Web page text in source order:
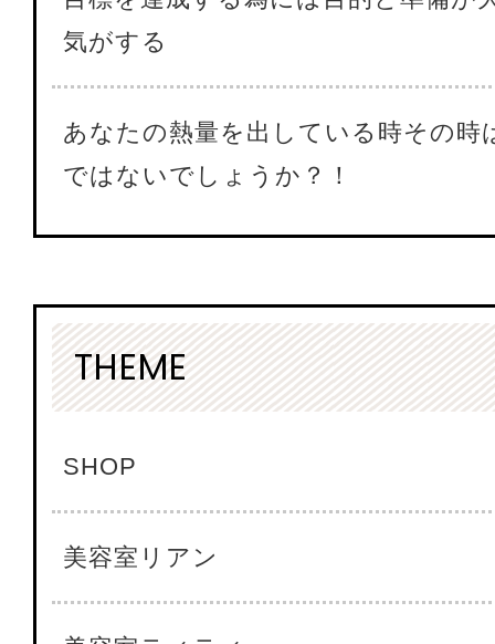
気がする
あなたの熱量を出している時その時
ではないでしょうか？！
THEME
SHOP
美容室リアン